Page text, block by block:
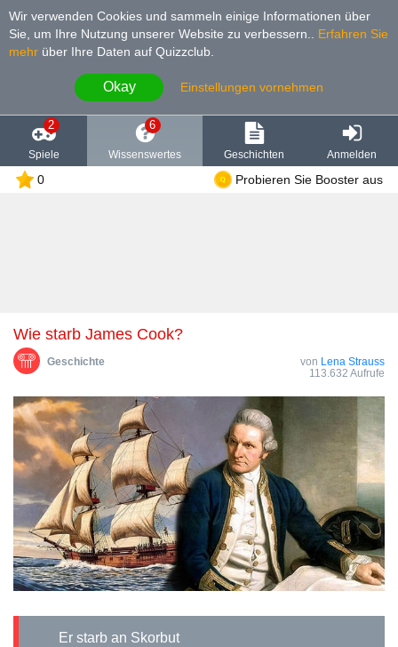
Wir verwenden Cookies und sammeln einige Informationen über
Sie, um Ihre Nutzung unserer Website zu verbessern.
Erfahren Sie
mehr über Ihre Daten auf Quizzclub.
Okay Einstellungen vornehmen
2
Spiele
6
Wissenswertes Geschichten Anmelden
0 Probieren Sie Booster aus
Wie starb James Cook?
Geschichte von Lena Strauss
113.632 Aufrufe
Er starb an Skorbut